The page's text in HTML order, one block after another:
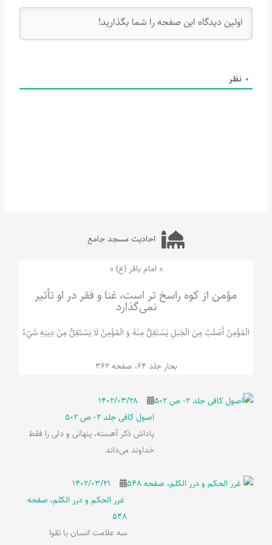
0 نظر
احادیث مسجد جامع
« امام باقر (ع) »
مؤمن از کوه راسخ تر است، غنا و فقر در او تأثیر
نمی‌گذارد
الْمُؤْمِنُ‌ أَصْلَبُ‌ مِنَ‌ الْجَبَلِ‌ یَسْتَقِلُّ مِنْهُ وَ الْمُؤْمِنُ لَا يَسْتَقِلُّ مِنْ دِينِهِ شَيْ‌ءٌ
بحار جلد 64، صفحه 362
۱۴۰۲/۰۳/۲۸
اصول کافی جلد 2- ص 502
پاداش ذکر آهسته، پنهانی و دلی را فقط
خداوند می‌داند
۱۴۰۲/۰۳/۲۱
غرر الحکم و درر الکلم، صفحه
548
سه علامت انسان با تقوا